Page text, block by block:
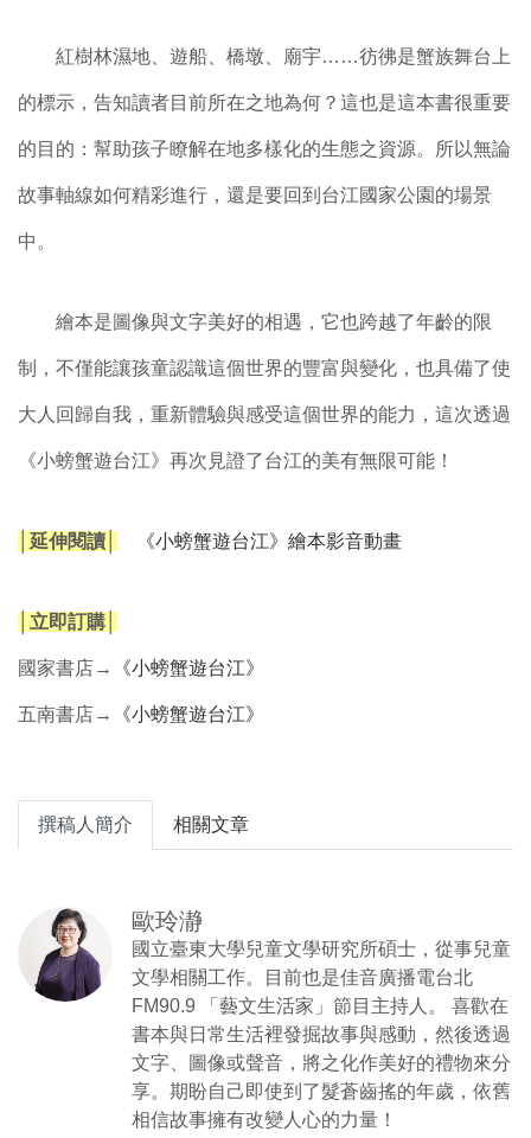
紅樹林濕地、遊船、橋墩、廟宇……彷彿是蟹族舞台上
的標示，告知讀者目前所在之地為何？這也是這本書很重要
的目的：幫助孩子瞭解在地多樣化的生態之資源。所以無論
故事軸線如何精彩進行，還是要回到台江國家公園的場景
中。
繪本是圖像與文字美好的相遇，它也跨越了年齡的限
制，不僅能讓孩童認識這個世界的豐富與變化，也具備了使
大人回歸自我，重新體驗與感受這個世界的能力，這次透過
《小螃蟹遊台江》再次見證了台江的美有無限可能！
│延伸閱讀│ 《小螃蟹遊台江》繪本影音動畫
│立即訂購│
國家書店→ 《小螃蟹遊台江》
五南書店→ 《小螃蟹遊台江》
撰稿人簡介 相關文章
歐玲瀞
國立臺東大學兒童文學研究所碩士，從事兒童
文學相關工作。目前也是佳音廣播電台北
FM90.9 「藝文生活家」節目主持人。 喜歡在
書本與日常生活裡發掘故事與感動，然後透過
文字、圖像或聲音，將之化作美好的禮物來分
享。期盼自己即使到了髮蒼齒搖的年歲，依舊
相信故事擁有改變人心的力量！